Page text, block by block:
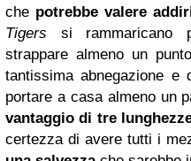
che potrebbe valere
Tigers si
strappare almeno un
tantissima abnegazione e
portare a casa almeno un
vantaggio di tre
certezza di avere tutti i